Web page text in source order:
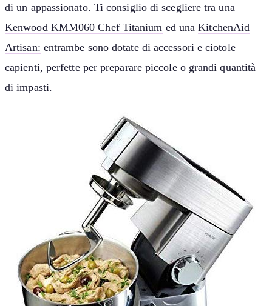
di un appassionato. Ti consiglio di scegliere tra una
Kenwood KMM060Chef Titanium ed unaKitchenAid
Artisan: entrambe sono dotate di accessori e ciotole
capienti, perfette per preparare piccole o grandi quantità
di impasti.